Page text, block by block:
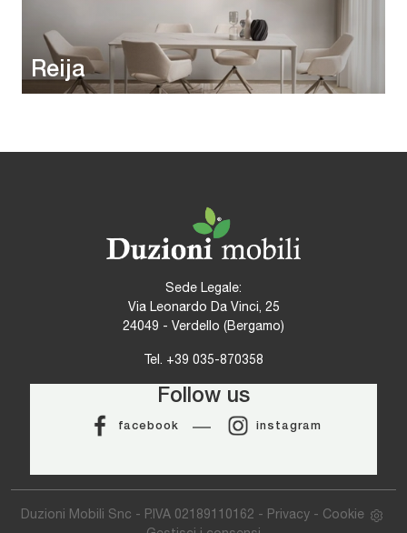
Reija
Sede Legale:
Via Leonardo Da Vinci, 25
24049 - Verdello (Bergamo)
Tel. +39 035-870358
Follow us
facebook instagram
Duzioni Mobili Snc - P.IVA 02189110162 - Privacy- Cookie